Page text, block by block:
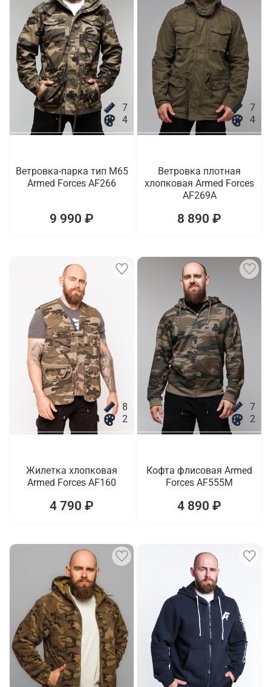
7
4
Ветровка-парка тип M65
Armed Forces AF266
9 990 ₽
7
4
Ветровка плотная
хлопковая Armed Forces
AF269A
8 890 ₽
8
2
Жилетка хлопковая
Armed Forces AF160
4 790 ₽
7
2
Кофта флисовая Armed
Forces AF555M
4 890 ₽